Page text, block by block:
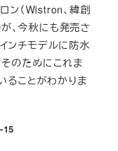
ン（Wistron、緯創
が、今秋にも発売さ
ンチモデルに防水
のためにこれま
ることがわかりま
15